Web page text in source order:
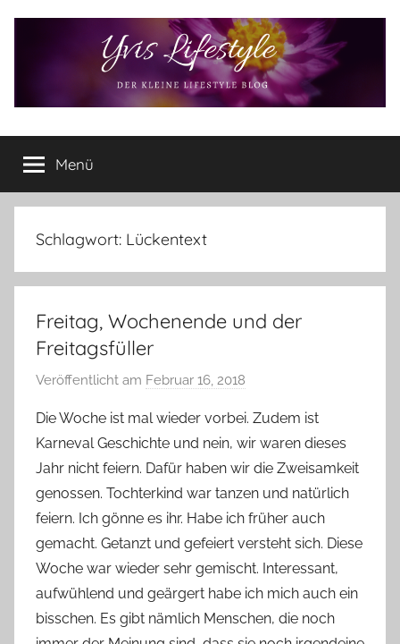
Yvis
Lifestyle
Lifestyle
Blog
–
Lifestyle,
Produkttests
vieles
mehr
Menü
Schlagwort: Lückentext
Freitag, Wochenende und der
Freitagsfüller
Veröffentlicht am Februar 16, 2018
n
Y
v
o
n
n
e
Die Woche ist mal wieder vorbei. Zudem ist
Karneval Geschichte und nein, wir waren dieses
Jahr nicht feiern. Dafür haben wir die Zweisamkeit
genossen. Tochterkind war tanzen und natürlich
feiern. Ich gönne es ihr. Habe ich früher auch
gemacht. Getanzt und gefeiert versteht sich. Diese
Woche war wieder sehr gemischt. Interessant,
aufwühlend und geärgert habe ich mich auch ein
bisschen. Es gibt nämlich Menschen, die noch